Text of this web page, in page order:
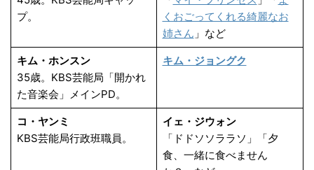
プ。
くおごってくれる綺麗なお
姉さん 」など
キム・ホンスン
35歳。KBS芸能局「開かれ
た音楽会」メインPD。
キム・ジョングク
コ・ヤンミ
KBS芸能局行政班職員。
イェ・ジウォン
「ドドソソララソ」「夕
食、一緒に食べません